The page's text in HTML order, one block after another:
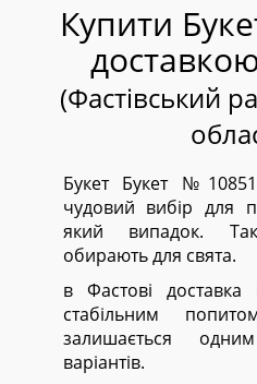
Купити
(Фастівський
Букет Букет
чудовий вибір для
який випадок.
обирають для свята.
в Фастові доставка
стабільним
залишається
варіантів.